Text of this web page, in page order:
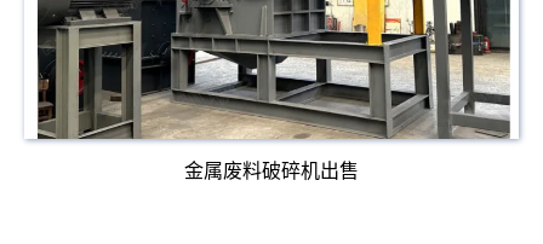
金属废料破碎机出售